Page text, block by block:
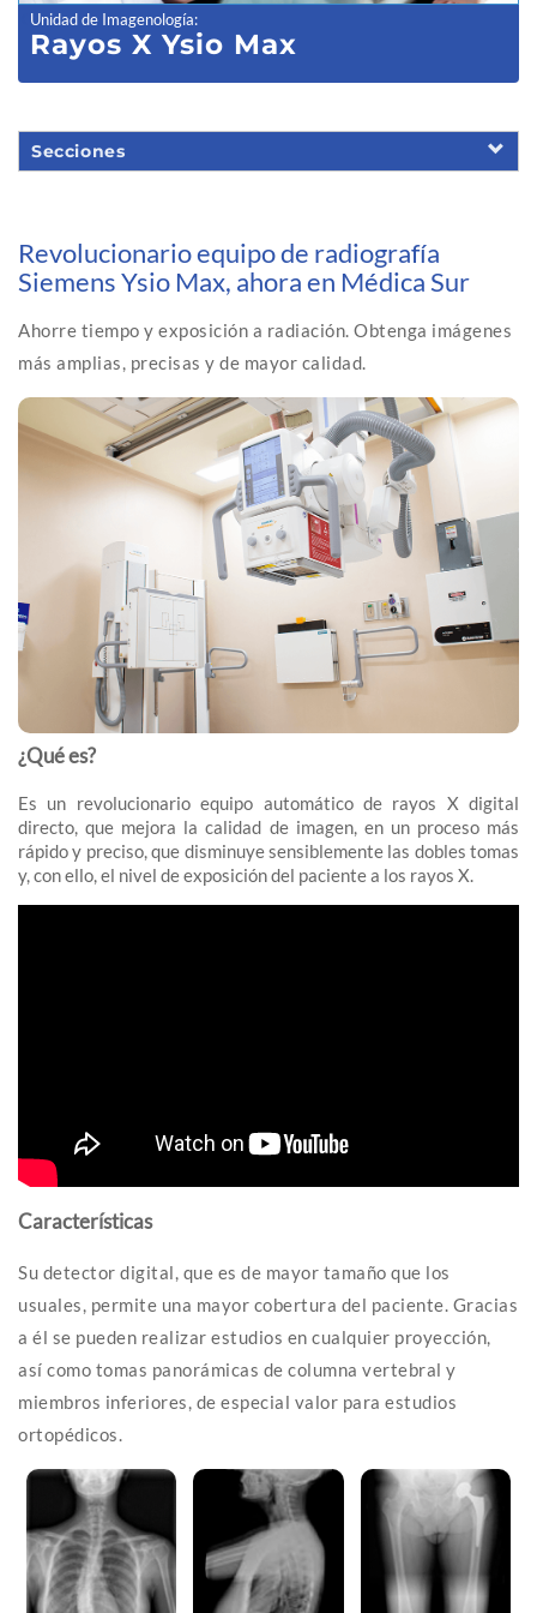
Unidad de Imagenología:
Rayos X Ysio Max
Secciones
Revolucionario equipo de radiografía
Siemens Ysio Max, ahora en Médica Sur
Ahorre tiempo y exposición a radiación. Obtenga imágenes
más amplias, precisas y de mayor calidad.
¿Qué es?
Es un revolucionario equipo automático de rayos X digital
directo, que mejora la calidad de imagen, en un proceso más
rápido y preciso, que disminuye sensiblemente las dobles tomas
y, con ello, el nivel de exposición del paciente a los rayos X.
Características
Su detector digital, que es de mayor tamaño que los
usuales, permite una mayor cobertura del paciente. Gracias
a él se pueden realizar estudios en cualquier proyección,
así como tomas panorámicas de columna vertebral y
miembros inferiores, de especial valor para estudios
ortopédicos.